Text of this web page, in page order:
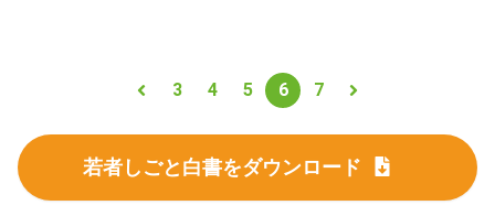
3 4 5 6 7
若者しごと白書をダウンロード